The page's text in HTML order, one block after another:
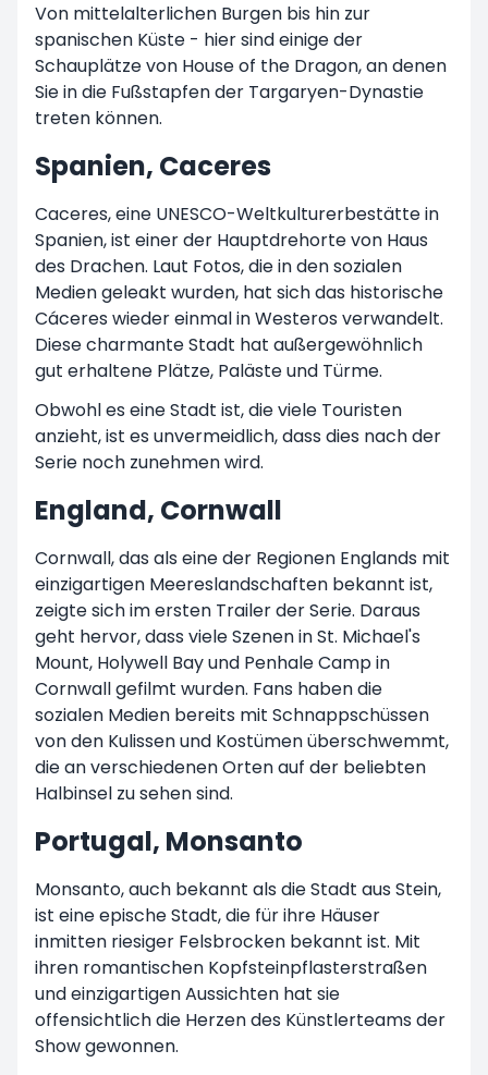
Von mittelalterlichen Burgen bis hin zur
spanischen Küste - hier sind einige der
Schauplätze von House of the Dragon, an denen
Sie in die Fußstapfen der Targaryen-Dynastie
treten können.
Spanien, Caceres
Caceres, eine UNESCO-Weltkulturerbestätte in
Spanien, ist einer der Hauptdrehorte von Haus
des Drachen. Laut Fotos, die in den sozialen
Medien geleakt wurden, hat sich das historische
Cáceres wieder einmal in Westeros verwandelt.
Diese charmante Stadt hat außergewöhnlich
gut erhaltene Plätze, Paläste und Türme.
Obwohl es eine Stadt ist, die viele Touristen
anzieht, ist es unvermeidlich, dass dies nach der
Serie noch zunehmen wird.
England, Cornwall
Cornwall, das als eine der Regionen Englands mit
einzigartigen Meereslandschaften bekannt ist,
zeigte sich im ersten Trailer der Serie. Daraus
geht hervor, dass viele Szenen in St. Michael's
Mount, Holywell Bay und Penhale Camp in
Cornwall gefilmt wurden. Fans haben die
sozialen Medien bereits mit Schnappschüssen
von den Kulissen und Kostümen überschwemmt,
die an verschiedenen Orten auf der beliebten
Halbinsel zu sehen sind.
Portugal, Monsanto
Monsanto, auch bekannt als die Stadt aus Stein,
ist eine epische Stadt, die für ihre Häuser
inmitten riesiger Felsbrocken bekannt ist. Mit
ihren romantischen Kopfsteinpflasterstraßen
und einzigartigen Aussichten hat sie
offensichtlich die Herzen des Künstlerteams der
Show gewonnen.